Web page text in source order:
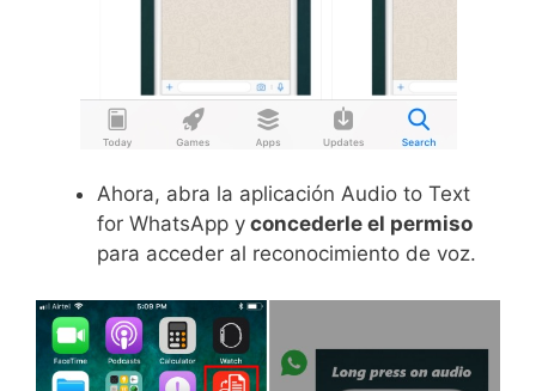
Ahora, abra la aplicación Audio to Text
for WhatsApp y concederle el permiso
para acceder al reconocimiento de voz.